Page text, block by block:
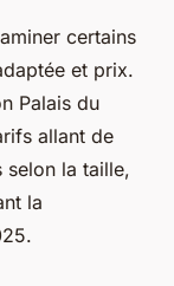
certains
et prix.
Palais du
allant de
selon la taille,
la